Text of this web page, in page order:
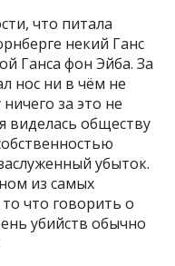
что питала
некий Ганс
Ганса фон Эйба. За
нос ни в чём не
за это не
виделась обществу
убыток.
из самых
что говорить о
убийств обычно